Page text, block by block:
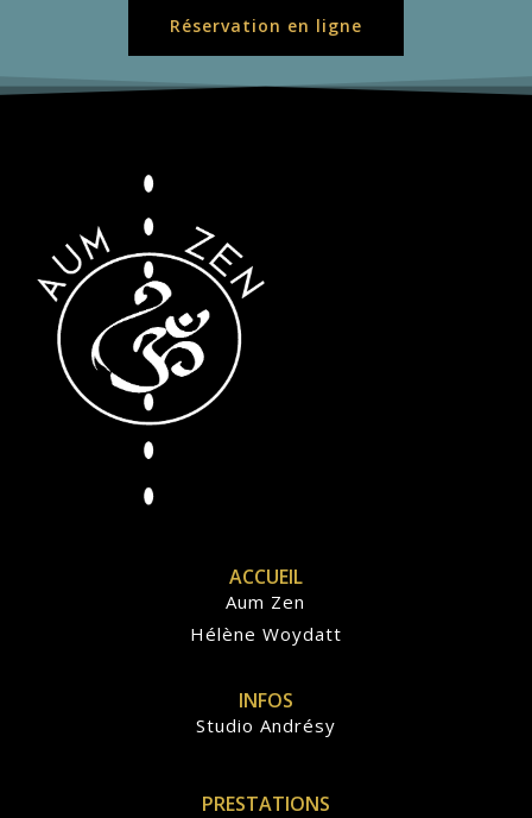
Réservation en ligne
ACCUEIL
Aum Zen
Hélène Woydatt
INFOS
Studio Andrésy
PRESTATIONS